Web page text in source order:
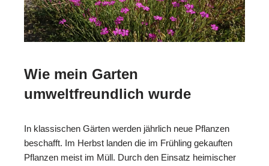
Wie mein Garten
umweltfreundlich wurde
In klassischen Gärten werden jährlich neue Pflanzen
beschafft. Im Herbst landen die im Frühling gekauften
Pflanzen meist im Müll. Durch den Einsatz heimischer